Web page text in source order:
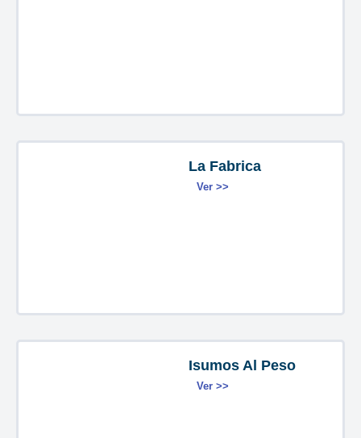
La Fabrica
Ver >>
Isumos Al Peso
Ver >>